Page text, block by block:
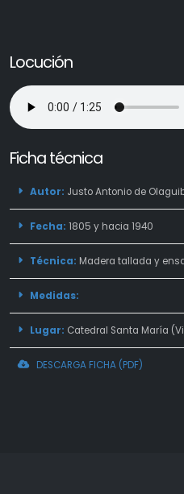
Locución
Ficha técnica
Autor: Justo Antonio de
Fecha: 1805 y hacia 1940
Técnica: Madera tallada y
Medidas:
Lugar: Catedral Santa María
DESCARGA FICHA (PDF)